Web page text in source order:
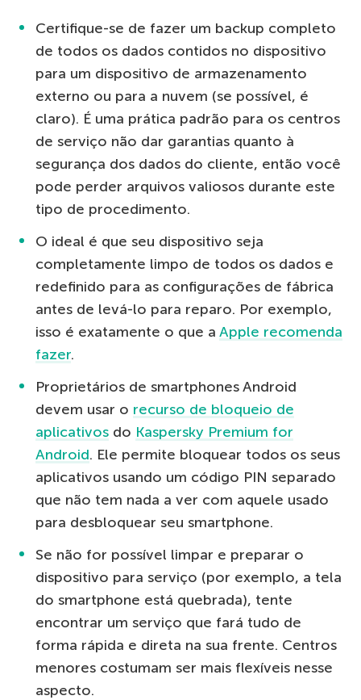
Certifique-se de fazer um backup completo
de todos os dados contidos no dispositivo
para um dispositivo de armazenamento
externo ou para a nuvem (se possível, é
claro). É uma prática padrão para os centros
de serviço não dar garantias quanto à
segurança dos dados do cliente, então você
pode perder arquivos valiosos durante este
tipo de procedimento.
O ideal é que seu dispositivo seja
completamente limpo de todos os dados e
redefinido para as configurações de fábrica
antes de levá-lo para reparo. Por exemplo,
isso é exatamente o que a Apple recomenda
fazer.
Proprietários de smartphones Android
devem usar o recurso de bloqueio de
aplicativos do Kaspersky Premium for
Android. Ele permite bloquear todos os seus
aplicativos usando um código PIN separado
que não tem nada a ver com aquele usado
para desbloquear seu smartphone.
Se não for possível limpar e preparar o
dispositivo para serviço (por exemplo, a tela
do smartphone está quebrada), tente
encontrar um serviço que fará tudo de
forma rápida e direta na sua frente. Centros
menores costumam ser mais flexíveis nesse
aspecto.